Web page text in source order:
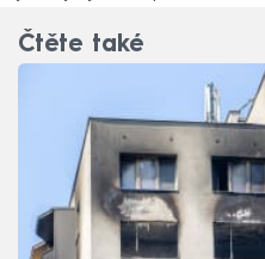
Čtěte také